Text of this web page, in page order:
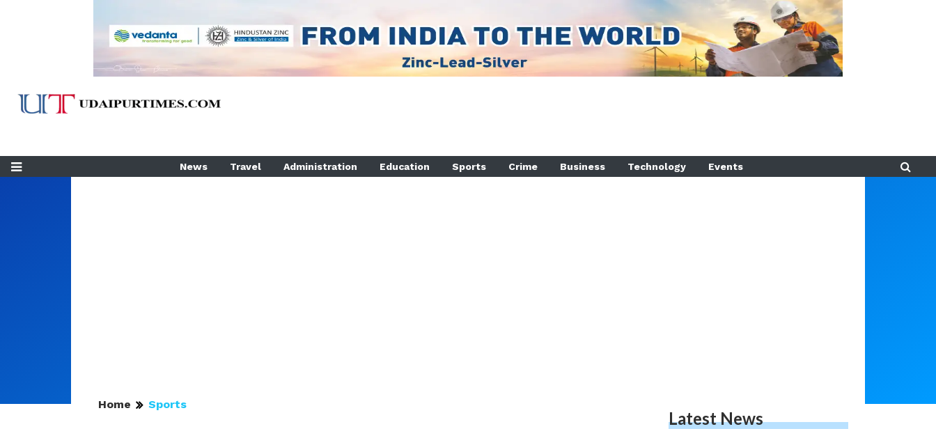
News Travel Administration Education Sports Crime Business Technology Events
Home Sports
Latest News